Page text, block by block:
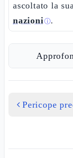
ascoltato la
nazioniⓘ.
Pericope